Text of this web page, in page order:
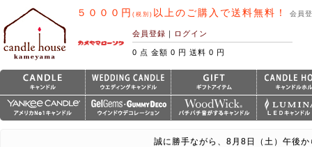
５０００円 (税別) 以上のご購入で送料無料！ 会員
会員登録 ｜ ログイン
0 点 金額 0 円 送料 0 円
誠に勝手ながら、8月8日（土）午後